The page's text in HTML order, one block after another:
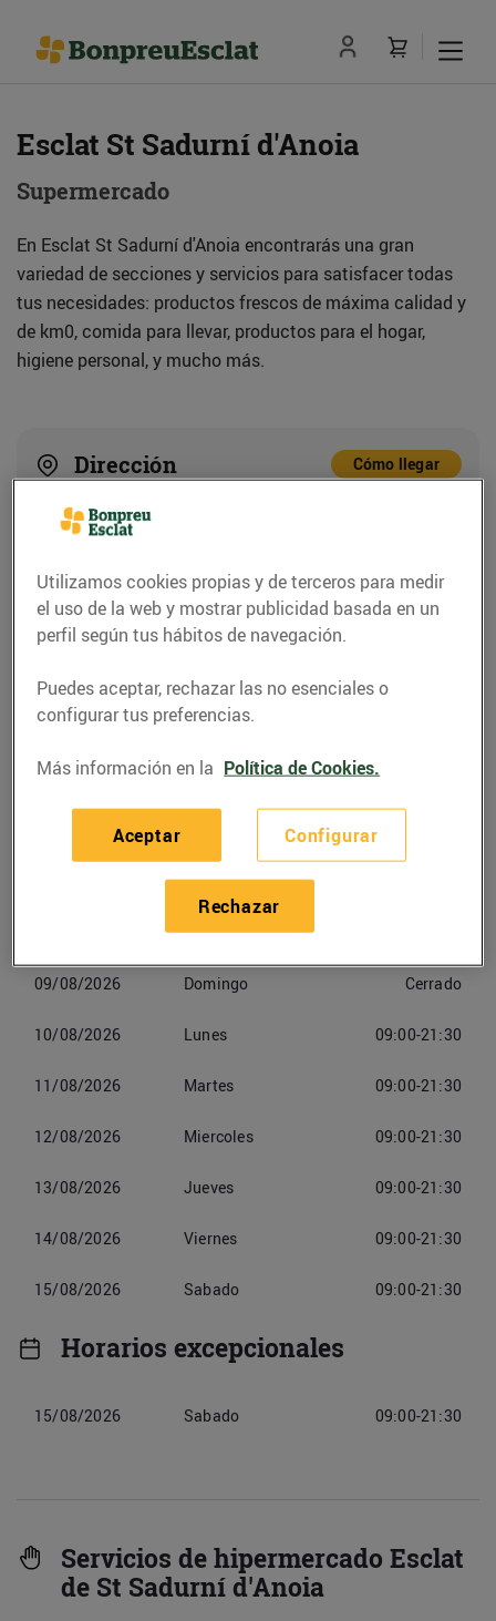
Esclat St Sadurní d'Anoia
Supermercado
En Esclat St Sadurní d'Anoia encontrarás una gran
variedad de secciones y servicios para satisfacer todas
tus necesidades: productos frescos de máxima calidad y
de km0, comida para llevar, productos para el hogar,
higiene personal, y mucho más.
Dirección Cómo llegar
d'Anoia
Teléfono
937099420
Horarios Esclat Sant Sadurní
D'anoia
Viernes
Sabado
09/08/2026 Domingo Cerrado
10/08/2026 Lunes 09:00-21:30
11/08/2026 Martes 09:00-21:30
12/08/2026 Miercoles 09:00-21:30
13/08/2026 Jueves 09:00-21:30
14/08/2026 Viernes 09:00-21:30
15/08/2026 Sabado 09:00-21:30
Horarios excepcionales
15/08/2026 Sabado 09:00-21:30
Servicios de hipermercado Esclat
de St Sadurní d'Anoia
Utilizamos cookies propias y de terceros para medir
el uso de la web y mostrar publicidad basada en un
perfil según tus hábitos de navegación.
Puedes aceptar, rechazar las no esenciales o
configurar tus preferencias.
Más información en la Política de Cookies.
Configurar
Rechazar
Aceptar